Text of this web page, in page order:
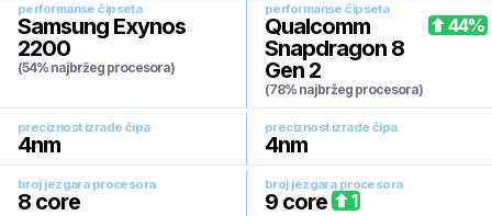
performanse čipseta
Samsung Exynos
2200
(54% najbržeg procesora)
performanse čipseta
Qualcomm
Snapdragon 8
Gen 2
(78% najbržeg procesora)
44%
preciznost izrade čipa
4nm
preciznost izrade čipa
4nm
broj jezgara procesora
8 core
broj jezgara procesora
9 core 1